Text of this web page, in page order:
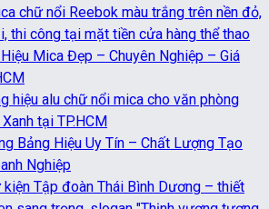
Mica Đẹp – Chuyên Nghiệp – Giá
Bảng Hiệu Uy Tín – Chất Lượng Tạo
Nghiệp